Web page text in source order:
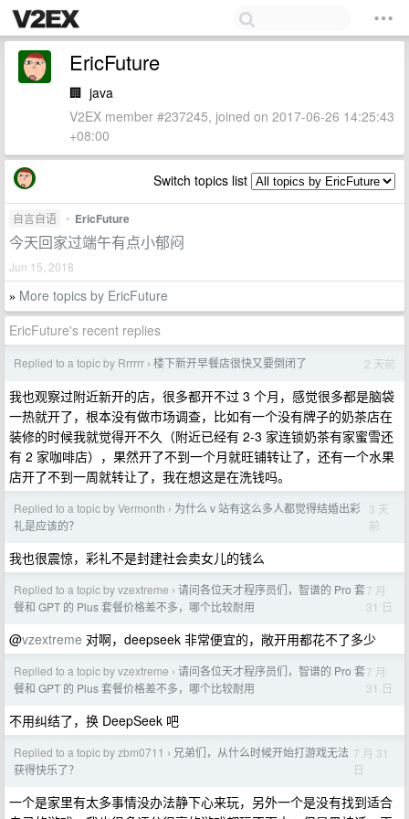
EricFuture
🏢 java
V2EX member #237245, joined on 2017-06-26 14:25:43
+08:00
Switch topics list
自言自语 • EricFuture
今天回家过端午有点小郁闷
Jun 15, 2018
» More topics by EricFuture
EricFuture's recent replies
Replied to a topic by Rrrrrr › 楼下新开早餐店很快又要倒闭了 2 天前
我也观察过附近新开的店，很多都开不过 3 个月，感觉很多都是脑袋
一热就开了，根本没有做市场调查，比如有一个没有牌子的奶茶店在
装修的时候我就觉得开不久（附近已经有 2-3 家连锁奶茶有家蜜雪还
有 2 家咖啡店），果然开了不到一个月就旺铺转让了，还有一个水果
店开了不到一周就转让了，我在想这是在洗钱吗。
Replied to a topic by Vermonth › 为什么 v 站有这么多人都觉得结婚出彩
礼是应该的？
3 天
前
我也很震惊，彩礼不是封建社会卖女儿的钱么
Replied to a topic by vzextreme › 请问各位天才程序员们，智谱的 Pro 套
餐和 GPT 的 Plus 套餐价格差不多，哪个比较耐用
7 月
31 日
@vzextreme 对啊，deepseek 非常便宜的，敞开用都花不了多少
Replied to a topic by vzextreme › 请问各位天才程序员们，智谱的 Pro 套
餐和 GPT 的 Plus 套餐价格差不多，哪个比较耐用
7 月
31 日
不用纠结了，换 DeepSeek 吧
Replied to a topic by zbm0711 › 兄弟们，从什么时候开始打游戏无法
获得快乐了？
7 月 31
日
一个是家里有太多事情没办法静下心来玩，另外一个是没有找到适合